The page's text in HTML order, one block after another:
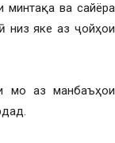
минтақа ва сайёра
низ яке аз ҷойҳои
мо аз манбаъҳои